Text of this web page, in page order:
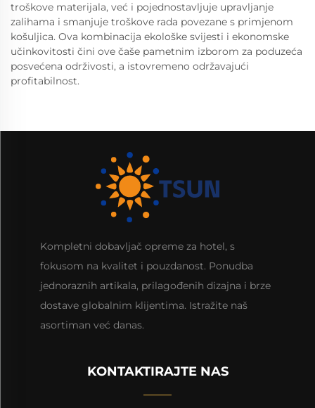
troškove materijala, već i pojednostavljuje upravljanje
zalihama i smanjuje troškove rada povezane s primjenom
košuljica. Ova kombinacija ekološke svijesti i ekonomske
učinkovitosti čini ove čaše pametnim izborom za poduzeća
posvećena održivosti, a istovremeno održavajući
profitabilnost.
Kompletni dobavljač opreme za hotel, s
fokusom na kvalitet i pouzdanost. Ponudba
jednoraznih artikala, prilagođenih dizajna i brze
dostave globalnim klijentima. Istražite naš
asortiman već danas.
KONTAKTIRAJTE NAS